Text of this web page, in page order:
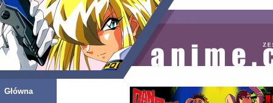
Główna